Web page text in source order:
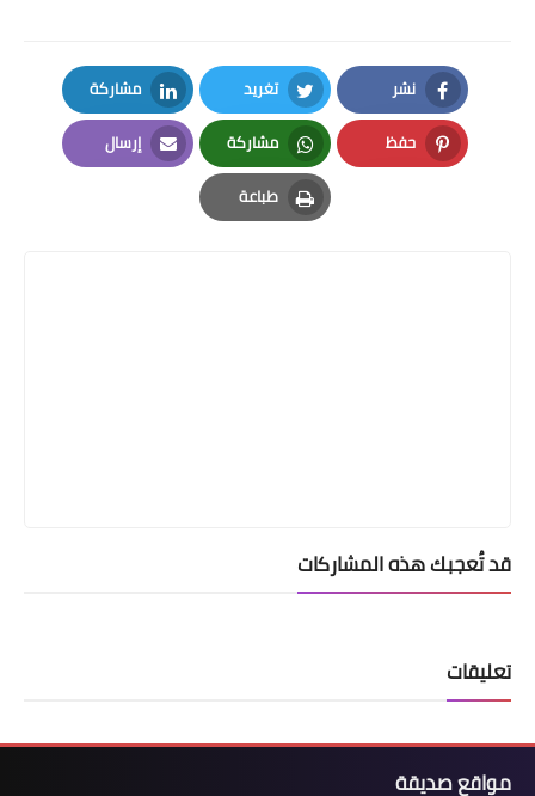
نشر
Facebook
تغريد
Twitter
مشاركة
LinkedIn
حفظ
Pinterest
مشاركة
Whatsapp
إرسال
Email
طباعة
Print
قد تُعجبك هذه المشاركات
تعليقات
مواقع صديقة